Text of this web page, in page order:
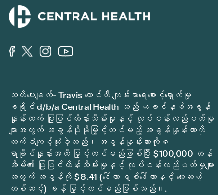
သတိပေးချက်- Travis ကောင်တီ ကျန်းမာရေးစောင့်ရှောက်မှု
ခရိုင် d/b/a Central Health သည် ယခင်နှစ်အခွန်
နှုန်းထက် ပြုပြင်ထိန်းသိမ်းမှုနှင့် လုပ်ငန်းလည်ပတ်မှု
များအတွက် အခွန်ပိုမိုမြှင့်တင်မည့် အခွန်နှုန်းထားကို
လက်ခံကျင့်သုံးခဲ့သည်။ အခွန်နှုန်းထားကို ၈
ရာခိုင်နှုန်းအထိ မြှင့်တင်မည်ဖြစ်ပြီး $100,000 တန်
အိမ်၏ ပြုပြင်ထိန်းသိမ်းမှုနှင့် လုပ်ငန်းလည်ပတ်မှုများ
အတွက် အခွန်ကို $8.41 (ဒေါ်လာ ရှစ်ဒေါ်လာနှင့် လေးဆယ့်
တစ်ဆင့်) ခန့် မြှင့်တင်မည်ဖြစ်သည်။.